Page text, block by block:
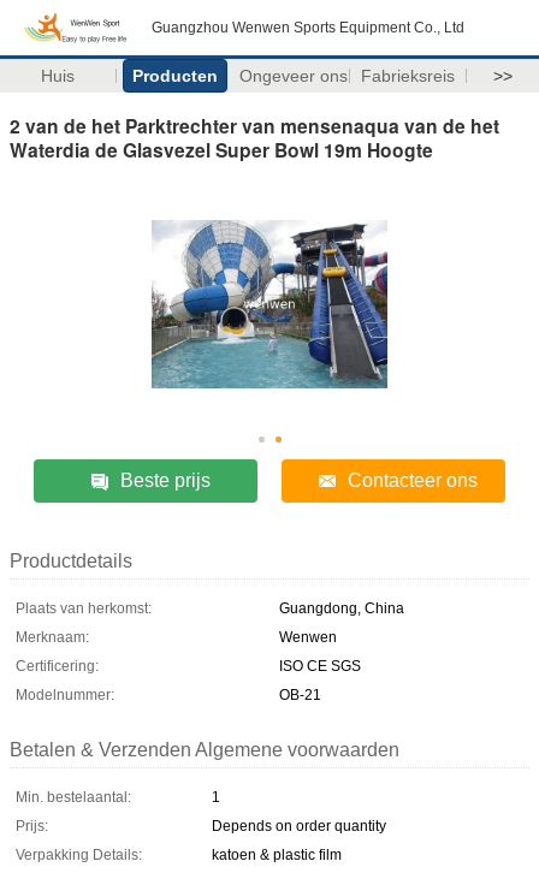
Guangzhou Wenwen Sports Equipment Co., Ltd
Huis Producten Ongeveer ons Fabrieksreis >>
2 van de het Parktrechter van mensenaqua van de het
Waterdia de Glasvezel Super Bowl 19m Hoogte
Beste prijs Contacteer ons
Productdetails
Plaats van herkomst:
Guangdong, China
Merknaam:
Wenwen
Certificering:
ISO CE SGS
Modelnummer:
OB-21
Betalen & Verzenden Algemene voorwaarden
Min. bestelaantal:
1
Prijs:
Depends on order quantity
Verpakking Details:
katoen & plastic film